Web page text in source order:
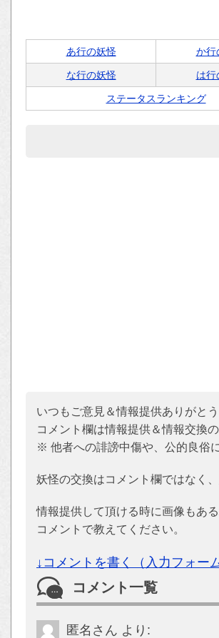
あ行の妖怪 か行
な行の妖怪 は行
ステータスランキング
いつもご意見＆情報提供ありがとう
コメント欄は情報提供＆情報交換
※ 他者への誹謗中傷や、公的良俗
妖怪の交換はコメント欄ではなく、
情報提供して頂ける時に画像もある
コメントで教えてください。
↓コメントを書く（入力フォー
コメント一覧
匿名さん より: